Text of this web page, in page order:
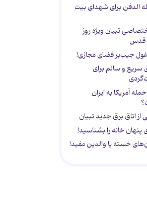
الدفن برای شهدای بیت
تبیان ویژه روز
قدس
جیب‌بر فضای مجازی!
سریع و سالم برای
آمریکا به ایران
از اتاق برق جدید تبیان
پنهان خانه را بشناسید!
خسته یا والدین مفید!